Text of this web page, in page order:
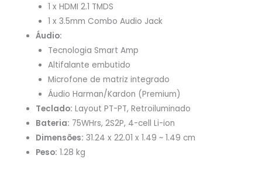
1 x HDMI 2.1 TMDS
1 x 3.5mm Combo Audio Jack
Áudio:
Tecnologia Smart Amp
Altifalante embutido
Microfone de matriz integrado
Áudio Harman/Kardon (Premium)
Teclado: Layout PT-PT, Retroiluminado
Bateria: 75WHrs, 2S2P, 4-cell Li-ion
Dimensões: 31.24 x 22.01 x 1.49 ~ 1.49 cm
Peso: 1.28 kg